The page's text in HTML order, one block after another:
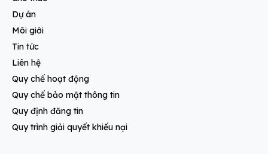
Dự án
Môi giới
Tin tức
Liên hệ
Quy chế hoạt động
Quy chế bảo mật thông tin
Quy định đăng tin
Quy trình giải quyết khiếu nại